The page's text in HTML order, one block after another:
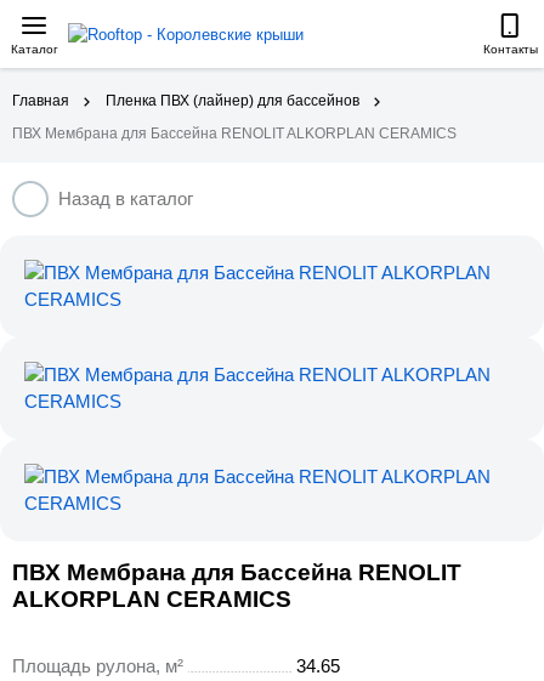
Каталог Контакты
Главная
Пленка ПВХ (лайнер) для бассейнов
ПВХ Мембрана для Бассейна RENOLIT ALKORPLAN CERAMICS
Назад в каталог
ПВХ Мембрана для Бассейна RENOLIT
ALKORPLAN CERAMICS
Площадь рулона, м²
34.65